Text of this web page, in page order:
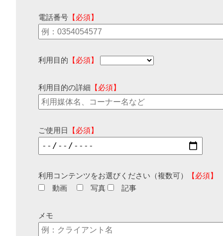
電話番号 【必須】
利用目的 【必須】
利用目的の詳細 【必須】
ご使用日 【必須】
利用コンテンツをお選びください（複数可）
【必須】
動画
写真 記事
メモ